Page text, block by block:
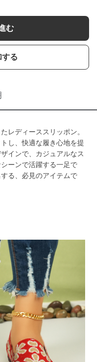
む
する
レディーススリッポン。
し、快適な履き心地を提
インで、カジュアルなス
ーンで活躍する一足で
る、必見のアイテムで